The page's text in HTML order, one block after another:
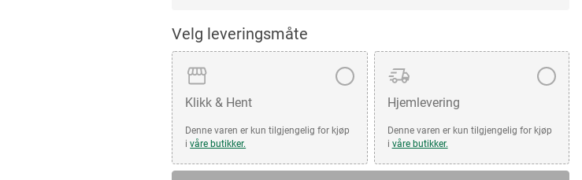
Velg leveringsmåte
Klikk & Hent
Denne varen er kun tilgjengelig for kjøp
ivåre butikker.
Hjemlevering
Denne varen er kun tilgjengelig for kjøp
i våre butikker.